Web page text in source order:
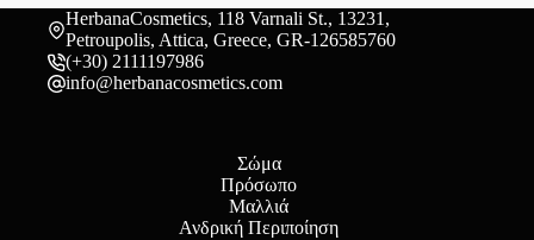
HerbanaCosmetics, 118 Varnali St., 13231,
Petroupolis, Attica, Greece, GR-126585760
(+30) 2111197986
info@herbanacosmetics.com
Σώμα
Πρόσωπο
Μαλλιά
Ανδρική Περιποίηση